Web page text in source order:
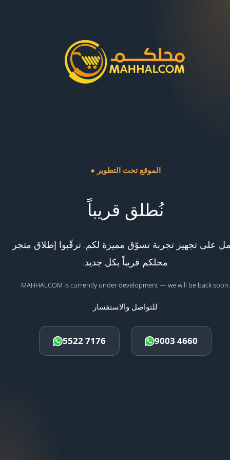
● الموقع تحت التطوير
نُطلق قريباً
على تجهيز تجربة تسوّق مميزة لكم. ترقّبوا إطلاق متجر
محلكم قريباً بكل جديد.
MAHHALCOM is currently under development — we will be back soon.
للتواصل والاستفسار
5522 7176 9003 4660